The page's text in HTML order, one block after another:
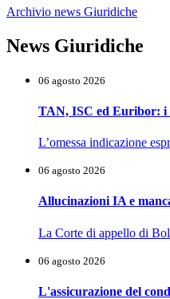
Archivio news Giuridiche
News Giuridiche
06 agosto 2026
TAN, ISC ed Euribor: i
L’omessa indicazione
06 agosto 2026
Allucinazioni IA e
La Corte di appello di
06 agosto 2026
L'assicurazione del